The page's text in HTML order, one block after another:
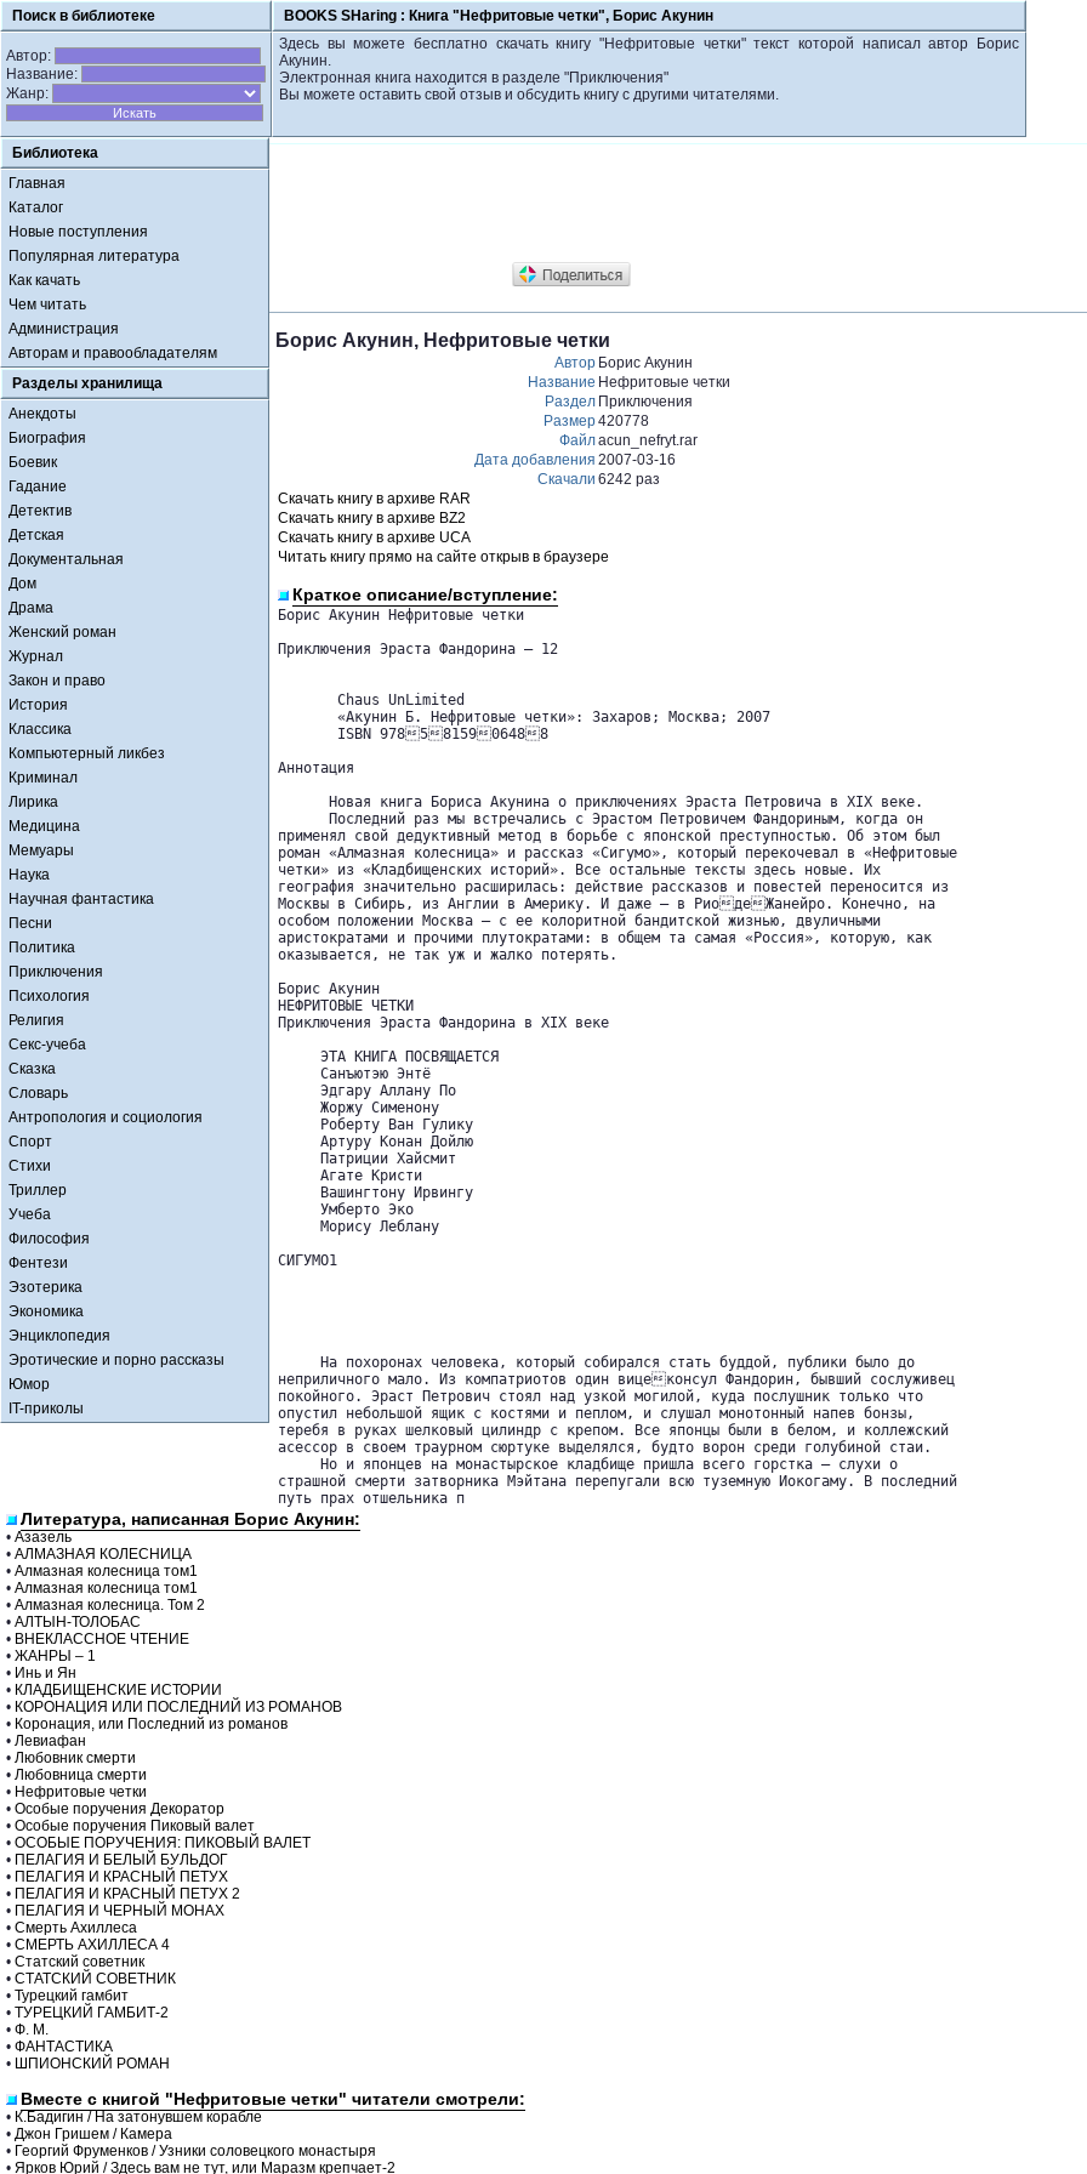
Поиск в библиотеке BOOKS SHaring : Книга "Нефритовые четки", Борис Акунин
Автор:
Название:
Жанр:
Здесь вы можете бесплатно скачать книгу "Нефритовые четки" текст которой написал автор Борис
Акунин.
Электронная книга находится в разделе "Приключения"
Вы можете оставить свой отзыв и обсудить книгу с другими читателями.
Библиотека
Главная
Каталог
Новые поступления
Популярная литература
Как качать
Чем читать
Администрация
Авторам и правообладателям
Разделы хранилища
Анекдоты
Биография
Боевик
Гадание
Детектив
Детская
Документальная
Дом
Драма
Женский роман
Журнал
Закон и право
История
Классика
Компьютерный ликбез
Криминал
Лирика
Медицина
Мемуары
Наука
Научная фантастика
Песни
Политика
Приключения
Психология
Религия
Секс-учеба
Сказка
Словарь
Антропология и социология
Спорт
Стихи
Триллер
Учеба
Философия
Фентези
Эзотерика
Экономика
Энциклопедия
Эротические и порно рассказы
Юмор
IT-приколы
Борис Акунин, Нефритовые четки
Автор Борис Акунин
Название Нефритовые четки
Раздел Приключения
Размер420778
Файлacun_nefryt.rar
Дата добавления 2007-03-16
Скачали 6242 раз
Скачать книгу в архиве RAR
Скачать книгу в архиве BZ2
Скачать книгу в архиве UCA
Читать книгу прямо на сайте открыв в браузере
Краткое описание/вступление:
Борис Акунин Нефритовые четки
Приключения Эраста Фандорина – 12
       Chaus UnLimited
       «Акунин Б. Нефритовые четки»: Захаров; Москва; 2007
       ISBN 9785815906488
Аннотация
      Новая книга Бориса Акунина о приключениях Эраста Петровича в XIX веке.
      Последний раз мы встречались с Эрастом Петровичем Фандориным, когда он
применял свой дедуктивный метод в борьбе с японской преступностью. Об этом был
роман «Алмазная колесница» и рассказ «Сигумо», который перекочевал в «Нефритовые
четки» из «Кладбищенских историй». Все остальные тексты здесь новые. Их
география значительно расширилась: действие рассказов и повестей переносится из
Москвы в Сибирь, из Англии в Америку. И даже — в РиодеЖанейро. Конечно, на
особом положении Москва — с ее колоритной бандитской жизнью, двуличными
аристократами и прочими плутократами: в общем та самая «Россия», которую, как
оказывается, не так уж и жалко потерять.
Борис Акунин
НЕФРИТОВЫЕ ЧЕТКИ
Приключения Эраста Фандорина в XIX веке
     ЭТА КНИГА ПОСВЯЩАЕТСЯ
     Санъютэю Энтё
     Эдгару Аллану По
     Жоржу Сименону
     Роберту Ван Гулику
     Артуру Конан Дойлю
     Патриции Хайсмит
     Агате Кристи
     Вашингтону Ирвингу
     Умберто Эко
     Морису Леблану
СИГУМО1
     На похоронах человека, который собирался стать буддой, публики было до
неприличного мало. Из компатриотов один вицеконсул Фандорин, бывший сослуживец
покойного. Эраст Петрович стоял над узкой могилой, куда послушник только что
опустил небольшой ящик с костями и пеплом, и слушал монотонный напев бонзы,
теребя в руках шелковый цилиндр с крепом. Все японцы были в белом, и коллежский
асессор в своем траурном сюртуке выделялся, будто ворон среди голубиной стаи.
     Но и японцев на монастырское кладбище пришла всего горстка — слухи о
страшной смерти затворника Мэйтана перепугали всю туземную Иокогаму. В последний
путь прах отшельника п
Литература, написанная Борис Акунин:
• Азазель
• АЛМАЗНАЯ КОЛЕСНИЦА
• Алмазная колесница том1
• Алмазная колесница том1
• Алмазная колесница. Том 2
• АЛТЫН-ТОЛОБАС
• ВНЕКЛАССНОЕ ЧТЕНИЕ
• ЖАНРЫ – 1
• Инь и Ян
• КЛАДБИЩЕНСКИЕ ИСТОРИИ
• КОРОНАЦИЯ ИЛИ ПОСЛЕДНИЙ ИЗ РОМАНОВ
• Коронация, или Последний из романов
• Левиафан
• Любовник смерти
• Любовница смерти
• Нефритовые четки
• Особые поручения Декоратор
• Особые поручения Пиковый валет
• ОСОБЫЕ ПОРУЧЕНИЯ: ПИКОВЫЙ ВАЛЕТ
• ПЕЛАГИЯ И БЕЛЫЙ БУЛЬДОГ
• ПЕЛАГИЯ И КРАСНЫЙ ПЕТУХ
• ПЕЛАГИЯ И КРАСНЫЙ ПЕТУХ 2
• ПЕЛАГИЯ И ЧЕРНЫЙ МОНАХ
• Смерть Ахиллеса
• СМЕРТЬ АХИЛЛЕСА 4
• Статский советник
• СТАТСКИЙ СОВЕТНИК
• Турецкий гамбит
• ТУРЕЦКИЙ ГАМБИТ-2
• Ф. М.
• ФАНТАСТИКА
• ШПИОНСКИЙ РОМАН
Вместе с книгой "Нефритовые четки" читатели смотрели:
• К.Бадигин / На затонувшем корабле
• Джон Гришем / Камера
• Георгий Фруменков / Узники соловецкого монастыря
• Ярков Юрий / Здесь вам не тут, или Маразм крепчает-2